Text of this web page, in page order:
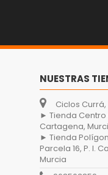
NUESTRAS
Ciclos Currá,
► Tienda Centro
Cartagena,
► Tienda
Parcela 16, P. I.
Murcia